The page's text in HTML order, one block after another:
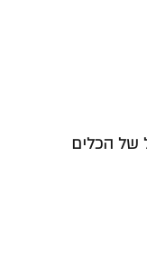
של הכלים